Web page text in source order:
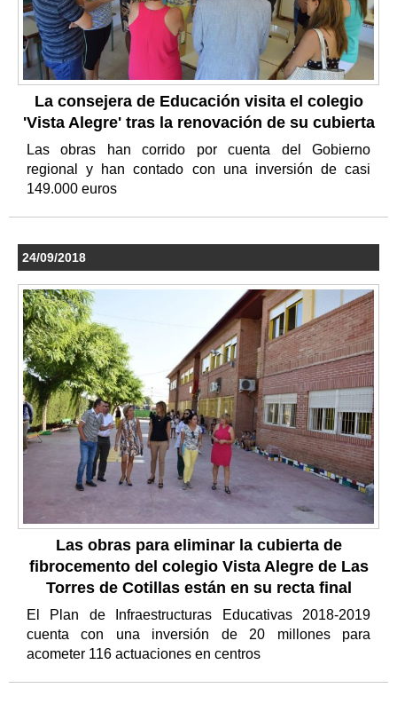
La consejera de Educación visita el colegio
'Vista Alegre' tras la renovación de su cubierta
Las obras han corrido por cuenta del Gobierno
regional y han contado con una inversión de casi
149.000 euros
24/09/2018
Las obras para eliminar la cubierta de
fibrocemento del colegio Vista Alegre de Las
Torres de Cotillas están en su recta final
El Plan de Infraestructuras Educativas 2018-2019
cuenta con una inversión de 20 millones para
acometer 116 actuaciones en centros